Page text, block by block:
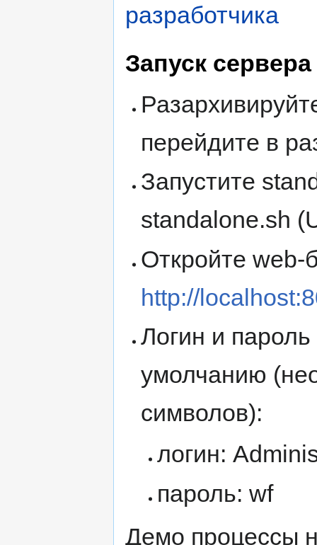
разработчика
Запуск сервера
перейдите в
Запустите
standalone.sh
Откройте web-
http://
Логин и
умолчанию
символов):
логин:
пароль: wf
Демо процессы